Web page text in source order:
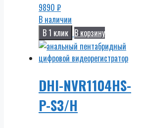
9890 ₽
В наличии
В 1 клик В корзину
DHI-NVR1104HS-
P-S3/H